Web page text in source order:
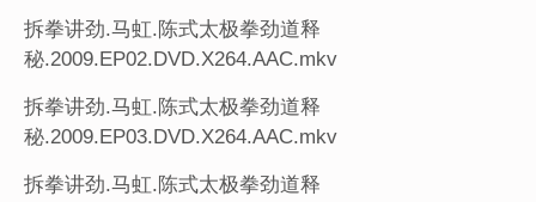
拆拳讲劲.马虹.陈式太极拳劲道释
秘.2009.EP02.DVD.X264.AAC.mkv
拆拳讲劲.马虹.陈式太极拳劲道释
秘.2009.EP03.DVD.X264.AAC.mkv
拆拳讲劲.马虹.陈式太极拳劲道释